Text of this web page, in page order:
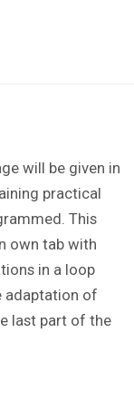
will be given in
practical
This
own tab with
in a loop
adaptation of
last part of the